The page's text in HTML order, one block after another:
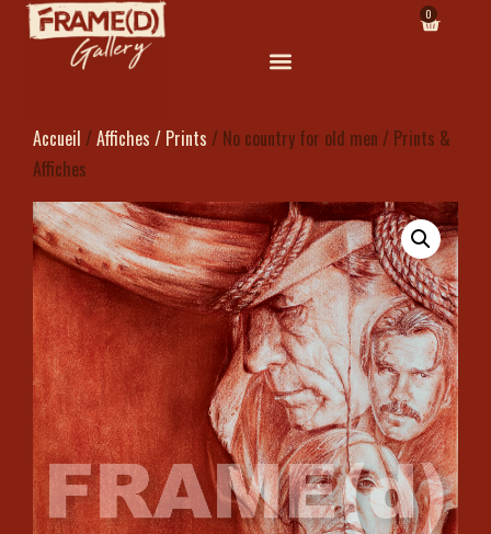
0
Accueil / Affiches / Prints / No country for old men / Prints &
Affiches